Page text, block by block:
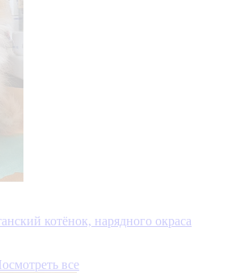
котёнок, нарядного окраса
все